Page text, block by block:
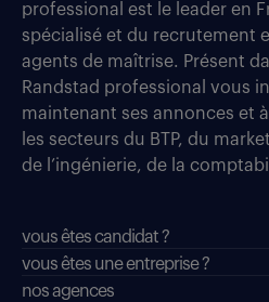
professional est le leader en
spécialisé et du recrutement
agents de maîtrise. Présent
Randstad professional vous
maintenant ses annonces et
les secteurs du BTP, du
de l’ingénierie, de la
vous êtes candidat ?
vous êtes une entreprise ?
nos agences